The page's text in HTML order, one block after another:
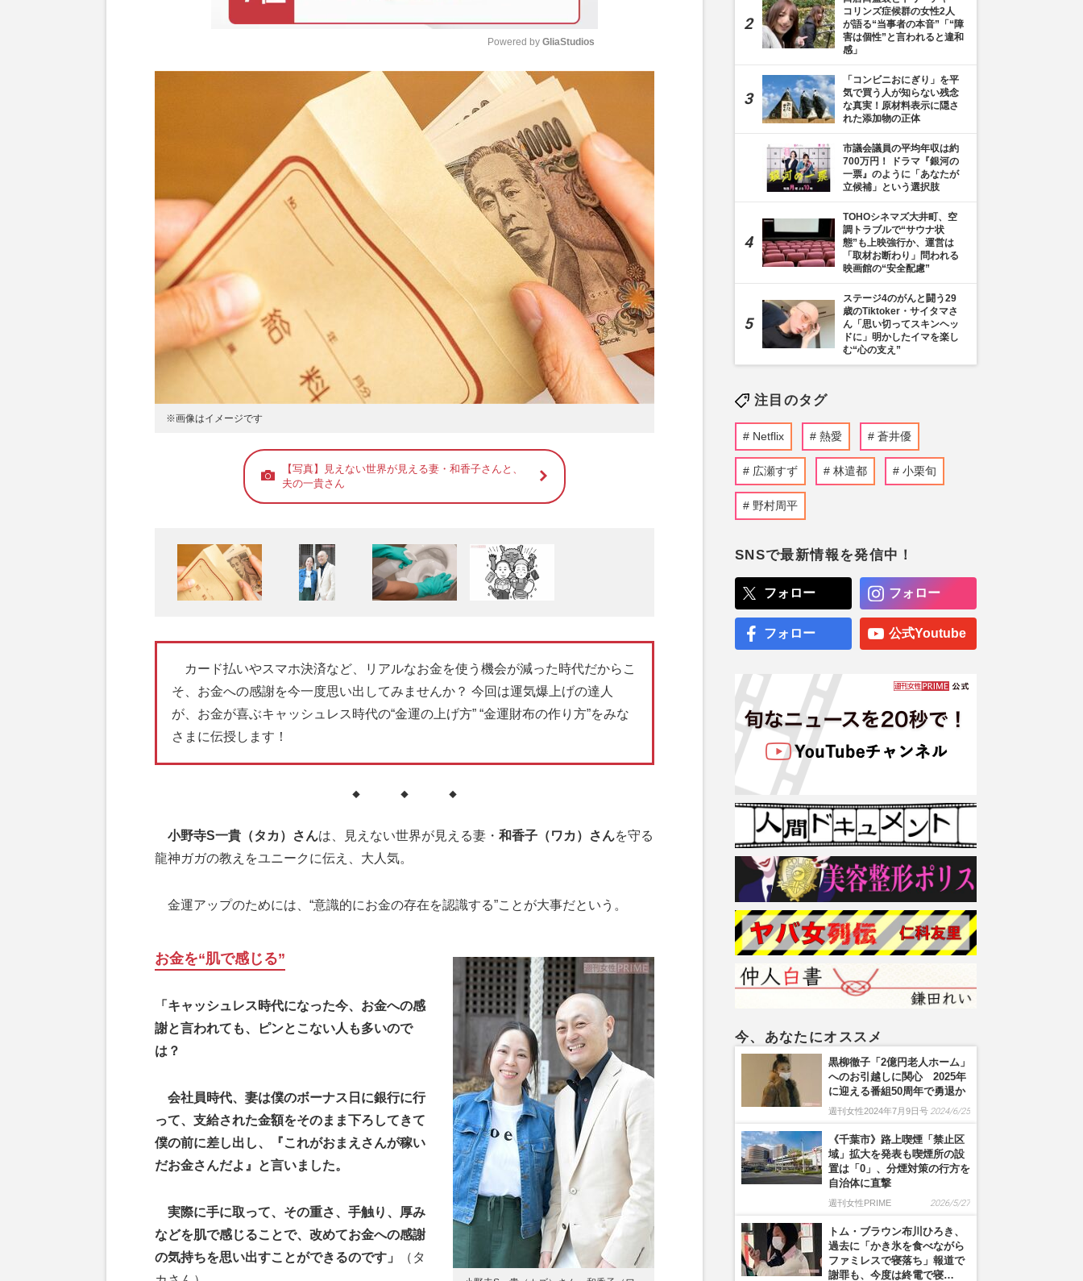
M
u
t
e
Powered by GliaStudios
※画像はイメージです
【写真】見えない世界が見える妻・和香子さんと、
夫の一貴さん
カード払いやスマホ決済など、リアルなお金を使う機会が減った時代だからこ
そ、お金への感謝を今一度思い出してみませんか？ 今回は運気爆上げの達人
が、お金が喜ぶキャッシュレス時代の“金運の上げ方” “金運財布の作り方”をみな
さまに伝授します！
◆ ◆ ◆
小野寺S一貴（タカ）さんは、見えない世界が見える妻・ 和香子（ワカ）さんを守る
龍神ガガの教えをユニークに伝え、大人気。
金運アップのためには、“意識的にお金の存在を認識する”ことが大事だという。
お金を“肌で感じる”
「キャッシュレス時代になった今、お金への感
謝と言われても、ピンとこない人も多いので
は？
会社員時代、妻は僕のボーナス日に銀行に行
って、支給された金額をそのまま下ろしてきて
僕の前に差し出し、『これがおまえさんが稼い
だお金さんだよ』と言いました。
実際に手に取って、その重さ、手触り、厚み
などを肌で感じることで、改めてお金への感謝
の気持ちを思い出すことができるのです」
（タ
コリンズ症候群の女性2人
が語る“当事者の本音”「“障
害は個性”と言われると違和
感」
「コンビニおにぎり」を平
気で買う人が知らない残念
な真実！原材料表示に隠さ
れた添加物の正体
市議会議員の平均年収は約
700万円！ ドラマ『銀河の
一票』のように「あなたが
立候補」という選択肢
TOHOシネマズ大井町、空
調トラブルで“サウナ状
態”も上映強行か、運営は
「取材お断わり」問われる
映画館の“安全配慮”
ステージ4のがんと闘う29
歳のTiktoker・サイタマさ
ん「思い切ってスキンヘッ
ドに」明かしたイマを楽し
む“心の支え”
注目のタグ
Netflix 熱愛 蒼井優
広瀬すず 林遣都 小栗旬
野村周平
SNSで最新情報を発信中！
フォロー フォロー
フォロー 公式Youtube
今、あなたにオススメ
黒柳徹子「2億円老人ホーム」
へのお引越しに関心 2025年
に迎える番組50周年で勇退か
週刊女性2024年7月9日号 2024/6/25
《千葉市》路上喫煙「禁止区
域」拡大を発表も喫煙所の設
置は「0」、分煙対策の行方を
自治体に直撃
週刊女性PRIME 2026/5/27
トム・ブラウン布川ひろき、
過去に「かき氷を食べながら
ファミレスで寝落ち」報道で
謝罪も、今度は終電で寝…